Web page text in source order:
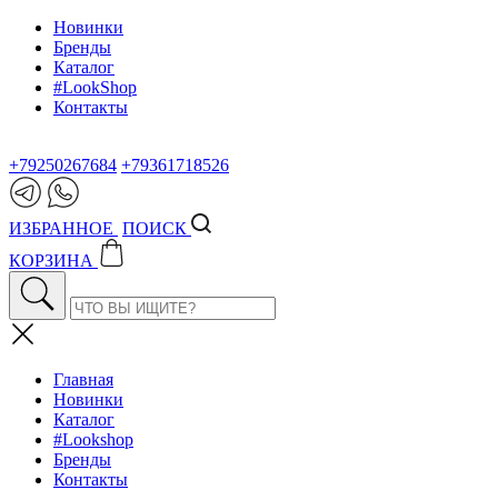
Новинки
Бренды
Каталог
#LookShop
Контакты
+79250267684 +79361718526
ИЗБРАННОЕ ПОИСК
КОРЗИНА
Главная
Новинки
Каталог
#Lookshop
Бренды
Контакты